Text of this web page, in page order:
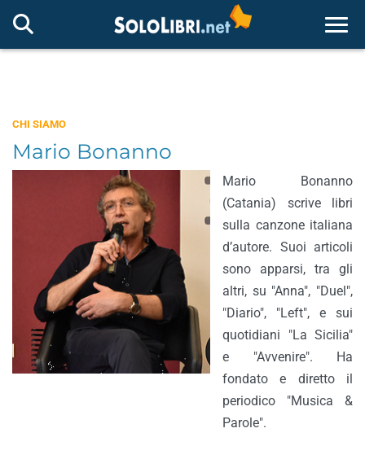
CHI SIAMO
Mario Bonanno
Mario Bonanno
(Catania) scrive libri
sulla canzone italiana
d’autore. Suoi articoli
sono apparsi, tra gli
altri, su "Anna", "Duel",
"Diario", "Left", e sui
quotidiani "La Sicilia"
e "Avvenire". Ha
fondato e diretto il
periodico "Musica &
Parole".